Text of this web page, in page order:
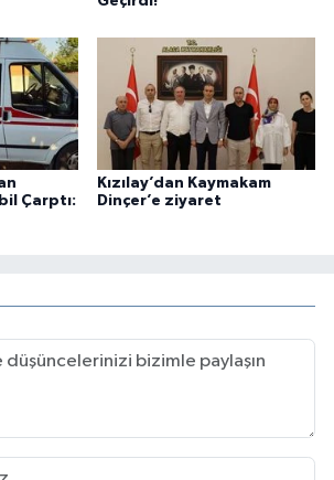
Çarptı:
Kızılay’dan Kaymakam
Dinçer’e ziyaret